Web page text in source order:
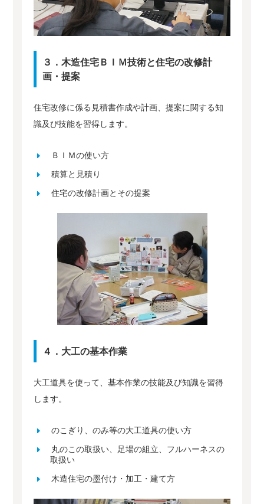
３．木造住宅ＢＩＭ技術と住宅の改修計
画・提案
住宅改修に係る見積書作成や計画、提案に関する知
識及び技能を習得します。
ＢＩＭの使い方
積算と見積り
住宅の改修計画とその提案
４．大工の基本作業
大工道具を使って、基本作業の技能及び知識を習得
します。
のこぎり、のみ等の大工道具の使い方
丸のこの取扱い、足場の組立、フルハーネスの
取扱い
木造住宅の墨付け・加工・建て方